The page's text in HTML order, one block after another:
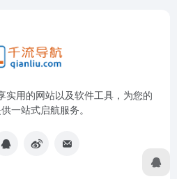
实用的网站以及软件工具，为您的
一站式启航服务。